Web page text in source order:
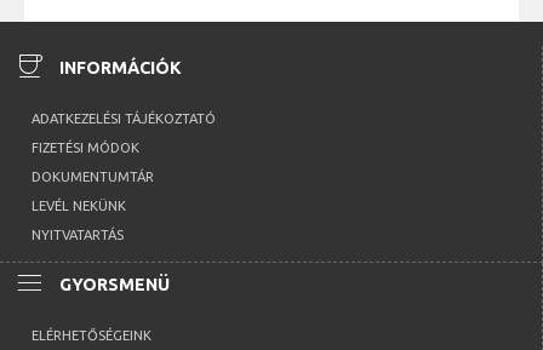
coffee INFORMÁCIÓK
ADATKEZELÉSI TÁJÉKOZTATÓ
FIZETÉSI MÓDOK
DOKUMENTUMTÁR
LEVÉL NEKÜNK
NYITVATARTÁS
menu GYORSMENÜ
ELÉRHETŐSÉGEINK